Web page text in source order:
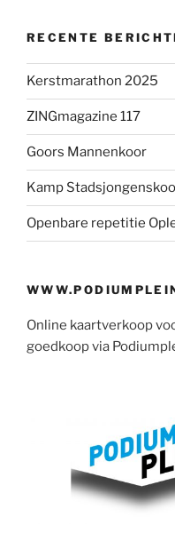
RECENTE
Kerstmarathon 2025
ZINGmagazine 117
Goors Mannenkoor
Kamp
Openbare repetitie
Online kaartverkoop
goedkoop via